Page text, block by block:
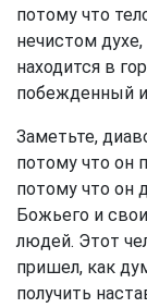
потому что
нечистом духе,
находится в
побежденный
Заметьте,
потому что он
потому что он
Божьего и
людей. Этот
пришел, как
получить